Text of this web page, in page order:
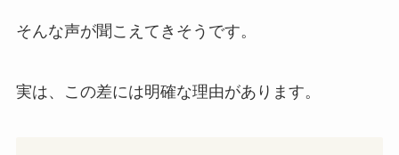
そんな声が聞こえてきそうです。
実は、この差には明確な理由があります。